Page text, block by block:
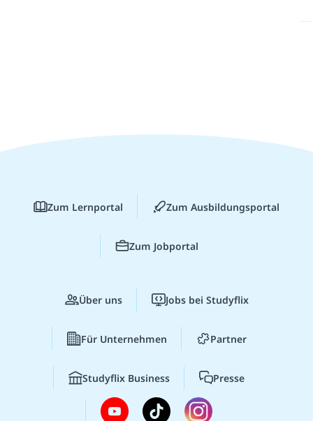
Zum Lernportal Zum Ausbildungsportal
Zum Jobportal
Über uns Jobs bei Studyflix
Für Unternehmen Partner
Studyflix Business Presse